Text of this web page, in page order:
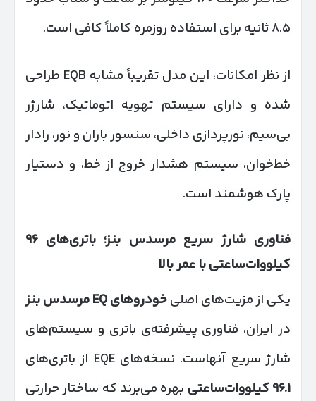
۸.۵ ثانیه برای استفاده روزمره کاملاً کافی است.
از نظر امکانات، این مدل تقریباً مشابه EQB طراحی
شده و دارای سیستم تهویه اتوماتیک، شارژر
بی‌سیم، نورپردازی داخلی، سنسور باران و نور، رادار
خط‌خوان، سیستم هشدار خروج از خط، و دستیار
پارک هوشمند است.
فناوری شارژ سریع مرسدس بنز؛ باتری‌های۹۶
کیلووات‌ساعتی با عمر بالا
یکی از مزیت‌های اصلیخودروهای
مرسدس بنز
در ایران، فناوری پیشرفته‌ی باتری و سیستم‌های
شارژ سریع آنهاست. نسخه‌های EQE از باتری‌های
۹۶.۱ کیلووات‌ساعتی بهره می‌برند که ساختار حرارتی